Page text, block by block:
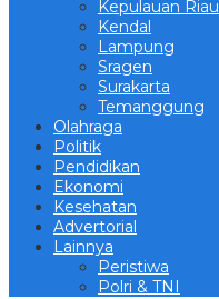
Kepulauan Riau
Kendal
Lampung
Sragen
Surakarta
Temanggung
Olahraga
Politik
Pendidikan
Ekonomi
Kesehatan
Advertorial
Lainnya
Peristiwa
Polri & TNI